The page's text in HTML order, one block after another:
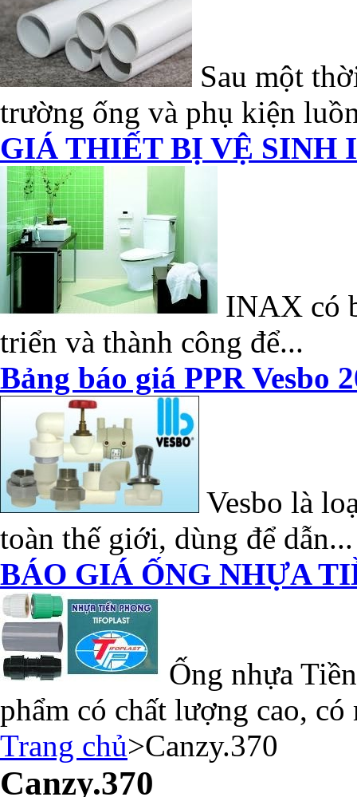
Sau một
trường ống và phụ kiện
GIÁ THIẾT BỊ VỆ SINH
INAX có
triển và thành công để...
Bảng báo giá PPR Vesbo
Vesbo là
toàn thế giới, dùng để dẫn...
BÁO GIÁ ỐNG NHỰA
Ống nhựa
phẩm có chất lượng cao, có
Trang chủ>Canzy.370
Canzy.370